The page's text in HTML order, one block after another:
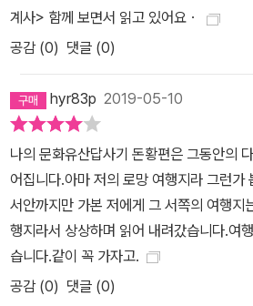
계사> 함께 보면서 읽고 있어요ㆍ
공감 (0) 댓글 (0)
hyr83p 2019-05-10
나의 문화유산답사기 돈황편은 그동안의
어집니다.아마 저의 로망 여행지라 그런가
서안까지만 가본 저에게 그 서쪽의 여행지
행지라서 상상하며 읽어 내려갔습니다.여
습니다.같이 꼭 가자고.
공감 (0) 댓글 (0)